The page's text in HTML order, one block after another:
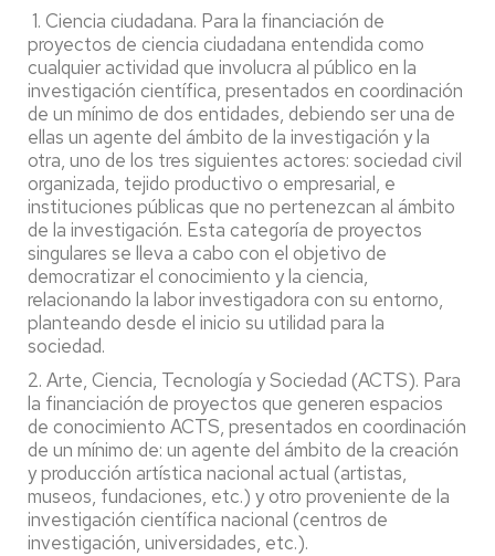
1. Ciencia ciudadana. Para la financiación de
proyectos de ciencia ciudadana entendida como
cualquier actividad que involucra al público en la
investigación científica, presentados en coordinación
de un mínimo de dos entidades, debiendo ser una de
ellas un agente del ámbito de la investigación y la
otra, uno de los tres siguientes actores: sociedad civil
organizada, tejido productivo o empresarial, e
instituciones públicas que no pertenezcan al ámbito
de la investigación. Esta categoría de proyectos
singulares se lleva a cabo con el objetivo de
democratizar el conocimiento y la ciencia,
relacionando la labor investigadora con su entorno,
planteando desde el inicio su utilidad para la
sociedad.
2. Arte, Ciencia, Tecnología y Sociedad (ACTS). Para
la financiación de proyectos que generen espacios
de conocimiento ACTS, presentados en coordinación
de un mínimo de: un agente del ámbito de la creación
y producción artística nacional actual (artistas,
museos, fundaciones, etc.) y otro proveniente de la
investigación científica nacional (centros de
investigación, universidades, etc.).